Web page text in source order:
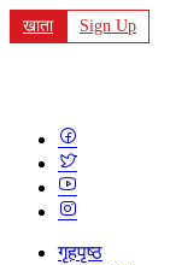
खाता Sign Up
गृहपृष्ठ